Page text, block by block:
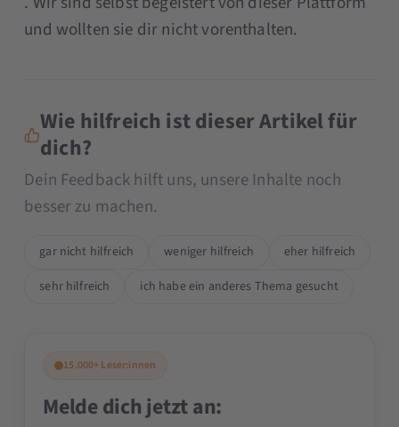
und wollten sie dir nicht vorenthalten.
Wie hilfreich ist dieser Artikel für
dich?
Dein Feedback hilft uns, unsere Inhalte noch
besser zu machen.
gar nicht hilfreich weniger hilfreich
eher hilfreich
sehr hilfreich
ich habe ein anderes Thema gesucht
15.000+ Leser:innen
Melde dich jetzt an: